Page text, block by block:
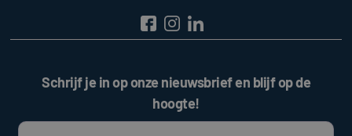
Schrijf je in op onze nieuwsbrief en blijf op de
hoogte!